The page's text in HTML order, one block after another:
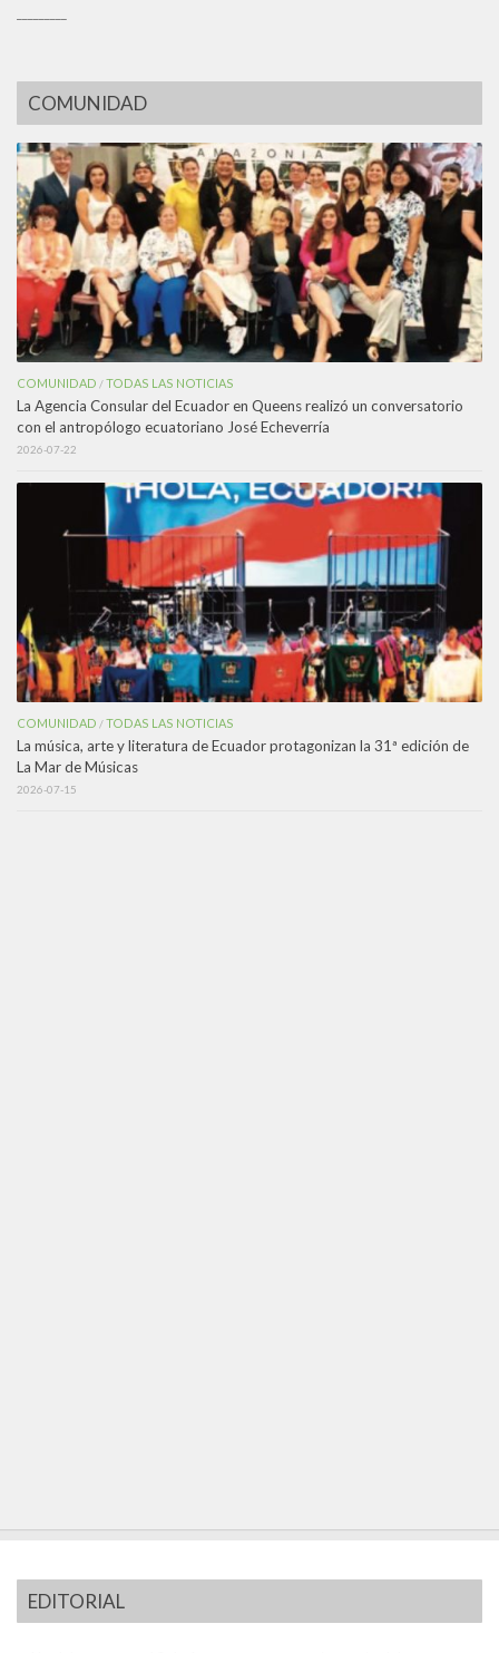
COMUNIDAD
COMUNIDAD /TODAS LAS NOTICIAS
La Agencia Consular del Ecuador en Queens realizó un conversatorio
con el antropólogo ecuatoriano José Echeverría
2026-07-22
COMUNIDAD /TODAS LAS NOTICIAS
La música, arte y literatura de Ecuador protagonizan la 31ª edición de
La Mar de Músicas
2026-07-15
EDITORIAL